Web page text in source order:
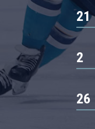
21
2
26